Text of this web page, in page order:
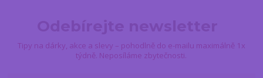
Tipy na dárky, akce a slevy – pohodlně do e-mailu maximálně 1x
týdně. Neposíláme zbytečnosti.